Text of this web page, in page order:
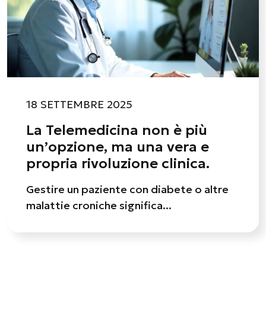
18 SETTEMBRE 2025
La Telemedicina non è più
un’opzione, ma una vera e
propria rivoluzione clinica.
Gestire un paziente con diabete o altre
malattie croniche significa...